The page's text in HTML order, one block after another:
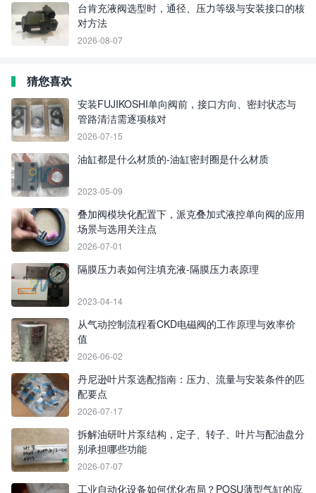
台肯充液阀选型时，通径、压力等级与安装接口的核
对方法
2026-08-07
猜您喜欢
安装FUJIKOSHI单向阀前，接口方向、密封状态与
管路清洁需逐项核对
2026-07-15
油缸都是什么材质的-油缸密封圈是什么材质
2023-05-09
叠加阀模块化配置下，派克叠加式液控单向阀的应用
场景与选用关注点
2026-07-01
隔膜压力表如何注填充液-隔膜压力表原理
2023-04-14
从气动控制流程看CKD电磁阀的工作原理与效率价
值
2026-06-02
丹尼逊叶片泵选配指南：压力、流量与安装条件的匹
配要点
2026-07-17
拆解油研叶片泵结构，定子、转子、叶片与配油盘分
别承担哪些功能
2026-07-07
工业自动化设备如何优化布局？POSU薄型气缸的应